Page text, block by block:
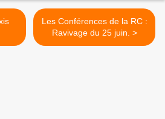
Les Conférences de la RC :
Ravivage du 25 juin. >